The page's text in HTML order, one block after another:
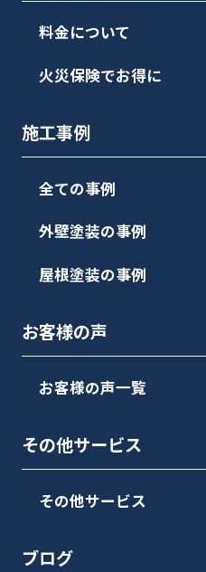
料金について
火災保険でお得に
施工事例
全ての事例
外壁塗装の事例
屋根塗装の事例
お客様の声
お客様の声一覧
その他サービス
その他サービス
ブログ